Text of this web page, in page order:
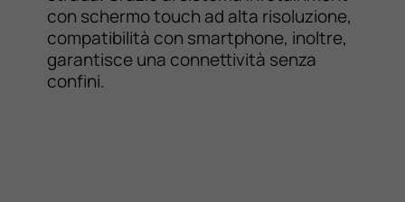
con schermo touch ad alta risoluzione,
compatibilità con smartphone, inoltre,
garantisce una connettività senza
confini.